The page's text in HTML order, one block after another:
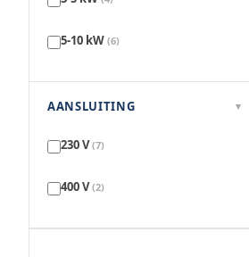
635 mm
5-10 kW (6)
AANSLUITING ▾
230 V(7)
400 V(2)